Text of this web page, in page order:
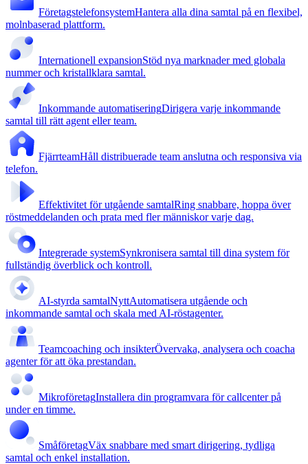
FöretagstelefonsystemHantera alla dina samtal på en flexibel,
molnbaserad plattform.
Internationell expansionStöd nya marknader med globala
nummer och kristallklara samtal.
Inkommande automatiseringDirigera varje inkommande
samtal till rätt agent eller team.
FjärrteamHåll distribuerade team anslutna och responsiva via
telefon.
Effektivitet för utgående samtalRing snabbare, hoppa över
röstmeddelanden och prata med fler människor varje dag.
Integrerade systemSynkronisera samtal till dina system för
fullständig överblick och kontroll.
AI-styrda samtalNyttAutomatisera utgående och
inkommande samtal och skala med AI-röstagenter.
Teamcoaching och insikterÖvervaka, analysera och coacha
agenter för att öka prestandan.
MikroföretagInstallera din programvara för callcenter på
under en timme.
SmåföretagVäx snabbare med smart dirigering, tydliga
samtal och enkel installation.